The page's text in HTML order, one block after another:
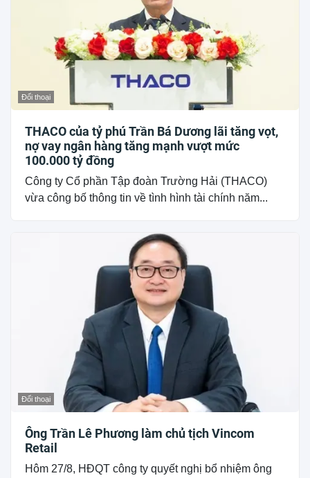
Đối thoại
THACO của tỷ phú Trần Bá Dương lãi tăng vọt,
nợ vay ngân hàng tăng mạnh vượt mức
100.000 tỷ đồng
Công ty Cổ phần Tập đoàn Trường Hải (THACO)
vừa công bố thông tin về tình hình tài chính năm...
Đối thoại
Ông Trần Lê Phương làm chủ tịch Vincom
Retail
Hôm 27/8, HĐQT công ty quyết nghị bổ nhiệm ông